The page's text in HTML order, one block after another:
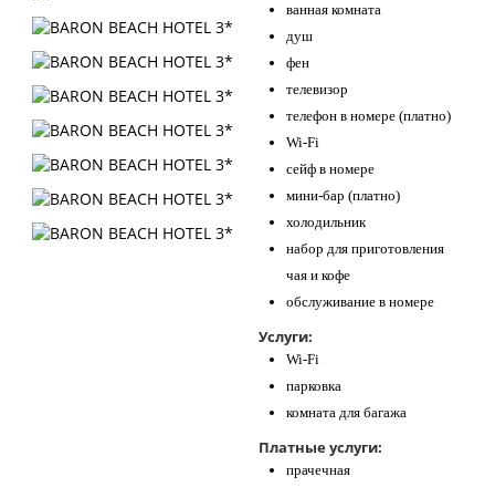
ванная комната
душ
фен
телевизор
телефон в номере (платно)
Wi-Fi
сейф в номере
мини-бар (платно)
холодильник
набор для приготовления
чая и кофе
обслуживание в номере
Услуги:
Wi-Fi
парковка
комната для багажа
Платные услуги:
прачечная